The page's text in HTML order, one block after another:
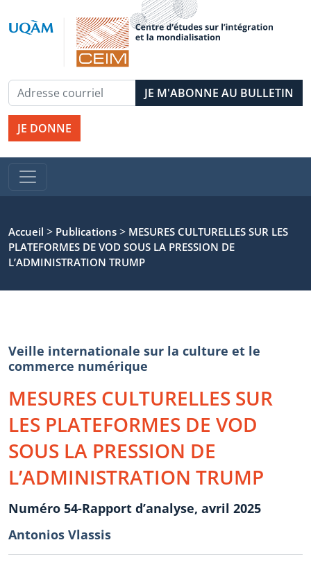
JE DONNE
Accueil > Publications > MESURES CULTURELLES SUR LES
PLATEFORMES DE VOD SOUS LA PRESSION DE
L’ADMINISTRATION TRUMP
Veille internationale sur la culture et le
commerce numérique
MESURES CULTURELLES SUR
LES PLATEFORMES DE VOD
SOUS LA PRESSION DE
L’ADMINISTRATION TRUMP
Numéro 54-Rapport d’analyse, avril 2025
Antonios Vlassis